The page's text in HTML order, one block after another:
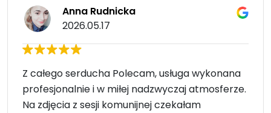
Anna Rudnicka
2026.05.17
Z całego serducha Polecam, usługa wykonana
profesjonalnie i w miłej nadzwyczaj atmosferze.
Na zdjęcia z sesji komunijnej czekałam